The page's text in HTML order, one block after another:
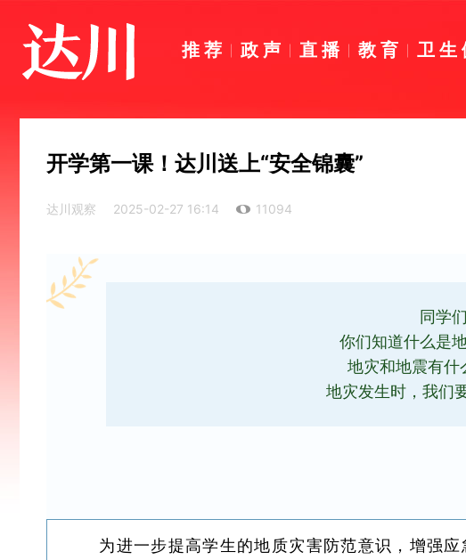
推荐 政声 直播 教育 卫生
开学第一课！达川送上“安全锦囊”
达川观察 2025-02-27 16:14 11094
同学们
你们知道什么是
地灾和地震有什
地灾发生时，我们
为进一步提高学生的地质灾害防范意识，增强